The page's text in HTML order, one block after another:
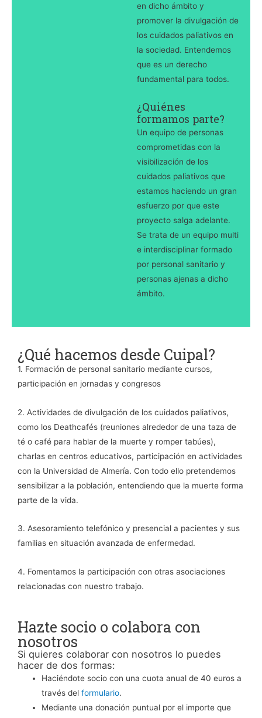
en dicho ámbito y
promover la divulgación de
los cuidados paliativos en
la sociedad. Entendemos
que es un derecho
fundamental para todos.
¿Quiénes
formamos parte?
Un equipo de personas
comprometidas con la
visibilización de los
cuidados paliativos que
estamos haciendo un gran
esfuerzo por que este
proyecto salga adelante.
Se trata de un equipo multi
e interdisciplinar formado
por personal sanitario y
personas ajenas a dicho
ámbito.
¿Qué hacemos desde Cuipal?
1. Formación de personal sanitario mediante cursos,
participación en jornadas y congresos
2. Actividades de divulgación de los cuidados paliativos,
como los Deathcafés (reuniones alrededor de una taza de
té o café para hablar de la muerte y romper tabúes),
charlas en centros educativos, participación en actividades
con la Universidad de Almería. Con todo ello pretendemos
sensibilizar a la población, entendiendo que la muerte forma
parte de la vida.
3. Asesoramiento telefónico y presencial a pacientes y sus
familias en situación avanzada de enfermedad.
4. Fomentamos la participación con otras asociaciones
relacionadas con nuestro trabajo.
Hazte socio o colabora con
nosotros
Si quieres colaborar con nosotros lo puedes
hacer de dos formas:
Haciéndote socio con una cuota anual de 40 euros a
través delformulario.
Mediante una donación puntual por el importe que